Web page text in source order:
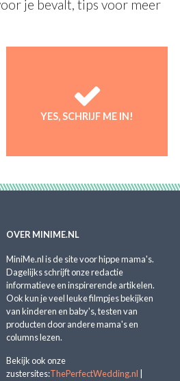
je bevalt, tips voor meer
YES, SCHRIJF ME IN!
OVER MINIME.NL
MiniMe.nl is de site voor hippe mama's.
Dagelijks schrijft onze redactie
informatieve en inspirerende artikelen.
Ook kun je veel leuke filmpjes bekijken
van kinderen en baby's, testen van
producten door andere mama's en
columns lezen.
Bekijk ook onze
zustersites:ThePerfectWedding.nl